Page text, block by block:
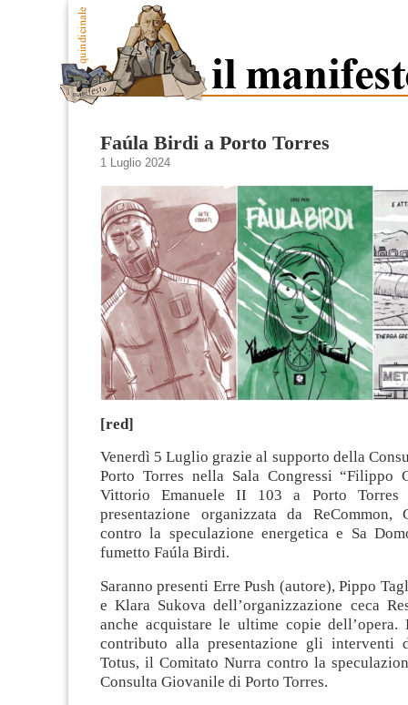
Faúla Birdi a Porto Torres
1 Luglio 2024
[red]
Venerdì 5 Luglio grazie al supporto della
Porto Torres nella Sala Congressi “Filippo
Vittorio Emanuele II 103 a Porto
presentazione organizzata da ReCommon,
contro la speculazione energetica e Sa
fumetto Faúla Birdi.
Saranno presenti Erre Push (autore), Pippo
e Klara Sukova dell’organizzazione ceca
anche acquistare le ultime copie
contributo alla presentazione gli interventi
Totus, il Comitato Nurra contro la
Consulta Giovanile di Porto Torres.